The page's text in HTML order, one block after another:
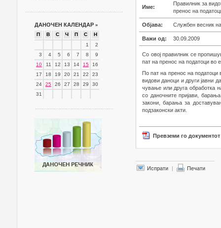
ДАНОЧЕН КАЛЕНДАР »
П В С Ч П С
Н
1
2
3
4 5 6 7 8
9
10
11 12 13 14 15
16
17
18 19 20 21 22
23
24
25 26 27 28 29
30
31
Име:
Правилник за
пренос на
Објава: Службен весник
Важи од: 30.09.2009
Со овој правилник се
пат на пренос на податоци во
По пат на пренос на податоци
видови даноци и други јавни
чување или друга обработка
со даночните пријави,
закони, барања за
подзаконски акти.
Превземи го документот
Испрати | Печати